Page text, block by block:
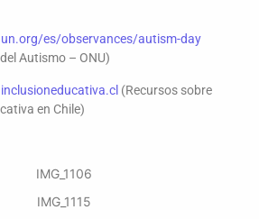
es/observances/autism-day
Autismo – ONU)
(Recursos sobre
en Chile)